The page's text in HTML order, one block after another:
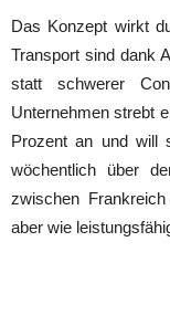
Das Konzept wirkt
Transport sind dank
statt schwerer
Unternehmen strebt
Prozent an und will
wöchentlich über
zwischen
aber wie